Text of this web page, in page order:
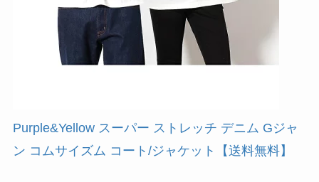
Purple&Yellow スーパー ストレッチ デニム Gジャ
ン コムサイズム コート/ジャケット【送料無料】